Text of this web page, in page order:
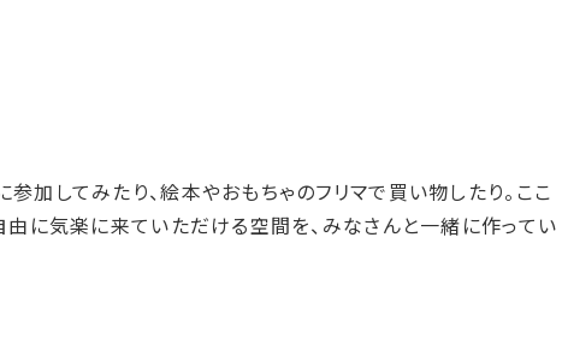
加してみたり、絵本やおもちゃのフリマで買い物したり。ここ
由に気楽に来ていただける空間を、みなさんと一緒に作ってい